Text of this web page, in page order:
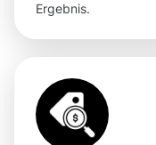
Ergebnis.